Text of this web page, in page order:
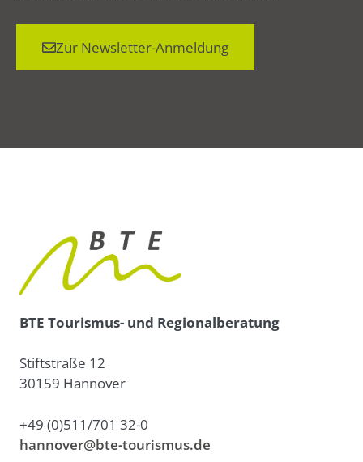
Zur Newsletter-Anmeldung
BTE Tourismus- und Regionalberatung
Stiftstraße 12
30159 Hannover
+49 (0)511/701 32-0
hannover@bte-tourismus.de